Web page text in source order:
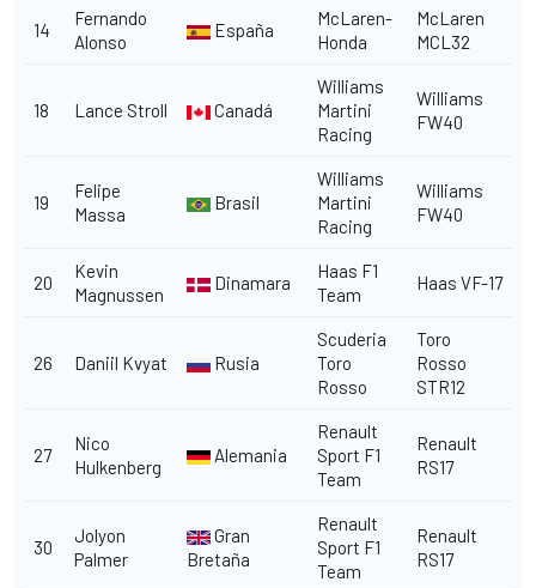
14
Fernando
Alonso
España
McLaren-
Honda
McLaren
MCL32
18 Lance Stroll Canadá
Williams
Martini
Racing
Williams
FW40
19
Felipe
Massa
Brasil
Williams
Martini
Racing
Williams
FW40
20
Kevin
Magnussen
Dinamara
Haas F1
Team
Haas VF-17
26 Daniil Kvyat Rusia
Scuderia
Toro
Rosso
Toro
Rosso
STR12
27
Nico
Hulkenberg
Alemania
Renault
Sport F1
Team
Renault
RS17
30
Jolyon
Palmer
Gran
Bretaña
Renault
Sport F1
Team
Renault
RS17